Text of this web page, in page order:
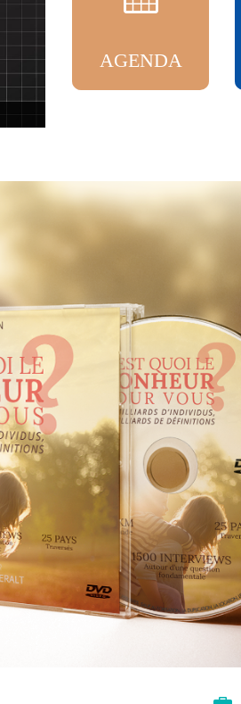
AGENDA